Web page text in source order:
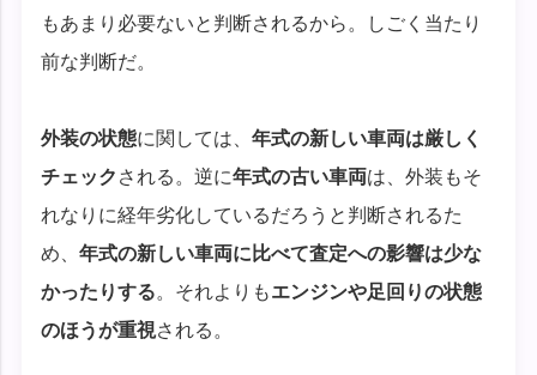
もあまり必要ないと判断されるから。しごく当たり
前な判断だ。
外装の状態に関しては、年式の新しい車両は厳しく
チェック される。逆に年式の古い車両は、外装もそ
れなりに経年劣化しているだろうと判断されるた
め、年式の新しい車両に比べて査定への影響は少な
かったりする。それよりもエンジンや足回りの状態
のほうが重視される。